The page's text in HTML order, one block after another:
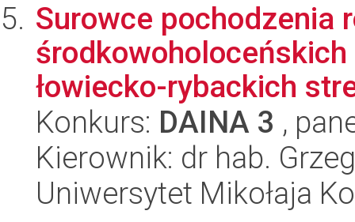
Surowce pochodzenia
łowiecko-rybackich
Konkurs: DAINA 3 ,
Kierownik: dr hab.
Uniwersytet Mikołaja